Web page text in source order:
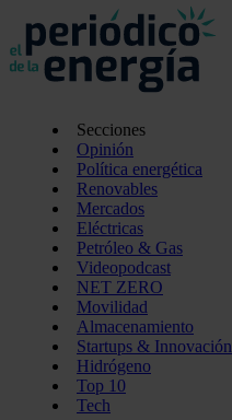
Secciones
Opinión
Política energética
Renovables
Mercados
Eléctricas
Petróleo & Gas
Videopodcast
NET ZERO
Movilidad
Almacenamiento
Startups & Innovación
Hidrógeno
Top 10
Tech